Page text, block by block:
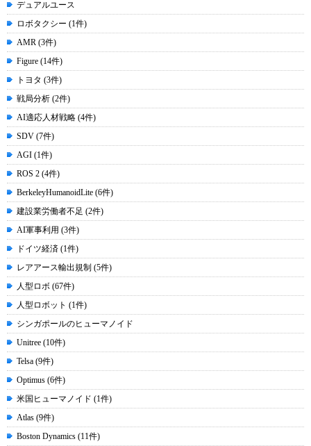
デュアルユース
ロボタクシー (1件)
AMR (3件)
Figure (14件)
トヨタ (3件)
戦局分析 (2件)
AI適応人材戦略 (4件)
SDV (7件)
AGI (1件)
ROS 2 (4件)
BerkeleyHumanoidLite (6件)
建設業労働者不足 (2件)
AI軍事利用 (3件)
ドイツ経済 (1件)
レアアース輸出規制 (5件)
人型ロボ (67件)
人型ロボット (1件)
シンガポールのヒューマノイド
Unitree (10件)
Telsa (9件)
Optimus (6件)
米国ヒューマノイド (1件)
Atlas (9件)
Boston Dynamics (11件)